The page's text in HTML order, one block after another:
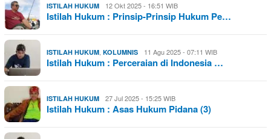
ISTILAH HUKUM 12 Okt 2025 - 16:51 WIB
Istilah Hukum : Prinsip-Prinsip Hukum Pe…
ISTILAH HUKUM, KOLUMNIS 11 Agu 2025 - 07:11 WIB
Istilah Hukum : Perceraian di Indonesia …
ISTILAH HUKUM 27 Jul 2025 - 15:25 WIB
Istilah Hukum : Asas Hukum Pidana (3)